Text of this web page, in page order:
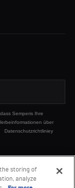
Semperis Ihre
über
Datenschutzrichtliniey
the storing of
analyze